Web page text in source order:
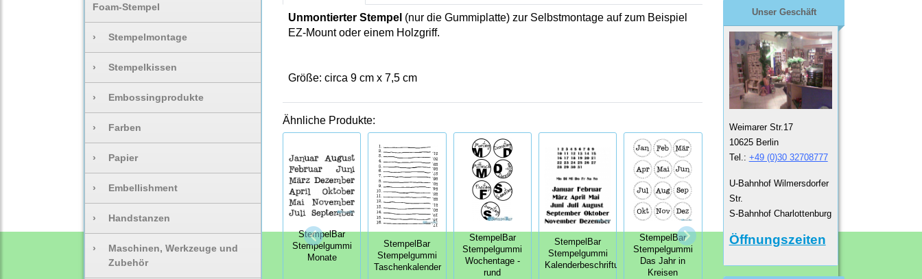
Foam-Stempel
› Stempelmontage
› Stempelkissen
› Embossingprodukte
› Farben
› Papier
› Embellishment
› Handstanzen
›
Maschinen, Werkzeuge und
Zubehör
Unmontierter Stempel (nur die Gummiplatte) zur Selbstmontage auf zum Beispiel
EZ-Mount oder einem Holzgriff.
Größe: circa 9 cm x 7,5 cm
Ähnliche Produkte:
StempelBar
Stempelgummi
Monate
StempelBar
Stempelgummi
Taschenkalender
StempelBar
Stempelgummi
Wochentage -
rund
StempelBar
Stempelgummi
Kalenderbeschriftung
StempelBar
Stempelgummi
Das Jahr in
Kreisen
StempelBar
Kalender klein
StempelBar
Stempelgummi
Minikalender
Unser Geschäft
Weimarer Str.17
10625 Berlin
Tel.: +49 (0)30 32708777
U-Bahnhof Wilmersdorfer
Str.
S-Bahnhof Charlottenburg
Öffnungszeiten